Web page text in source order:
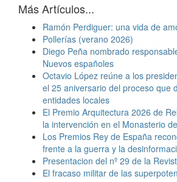
Más Artículos...
Ramón Perdiguer: una vida de
Pollerías (verano 2026)
Diego Peña nombrado
Nuevos españoles
Octavio López reúne a los
el 25 aniversario del proceso que
entidades locales
El Premio Arquitectura 2026 de
la intervención en el Monasterio
Los Premios Rey de España
frente a la guerra y la
Presentacion del nº 29 de la
El fracaso militar de las